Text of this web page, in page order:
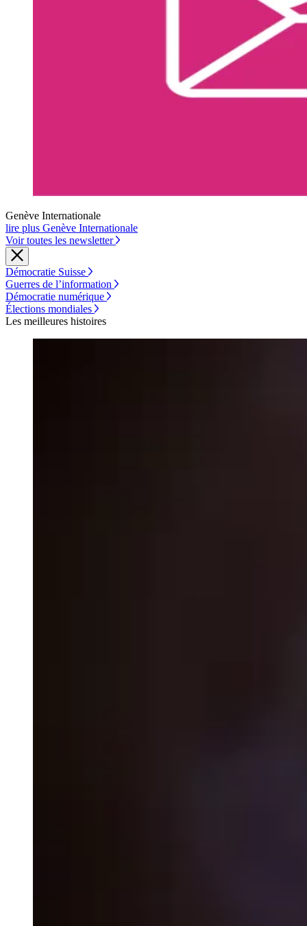
Genève Internationale
lire plus Genève Internationale
Voir toutes les newsletter
Démocratie Suisse
Guerres de l’information
Démocratie numérique
Élections mondiales
Les meilleures histoires